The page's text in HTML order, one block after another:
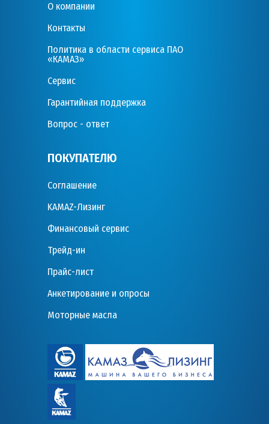
О компании
Контакты
Политика в области сервиса ПАО
«КАМАЗ»
Сервис
Гарантийная поддержка
Вопрос - ответ
ПОКУПАТЕЛЮ
Соглашение
KAMAZ-Лизинг
Финансовый сервис
Трейд-ин
Прайс-лист
Анкетирование и опросы
Моторные масла